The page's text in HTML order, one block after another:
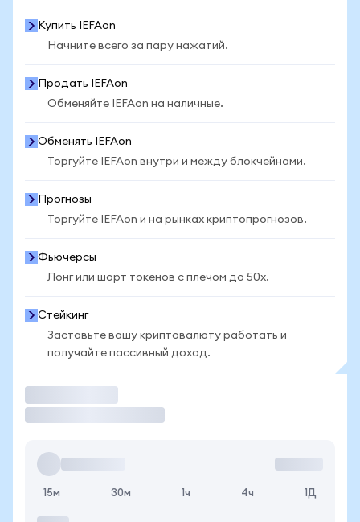
Купить IEFAon
Начните всего за пару нажатий.
Продать IEFAon
Обменяйте IEFAon на наличные.
Обменять IEFAon
Торгуйте IEFAon внутри и между блокчейнами.
Прогнозы
Торгуйте IEFAon и на рынках криптопрогнозов.
Фьючерсы
Лонг или шорт токенов с плечом до 50x.
Стейкинг
Заставьте вашу криптовалюту работать и
получайте пассивный доход.
15м 30м 1ч 4ч 1Д